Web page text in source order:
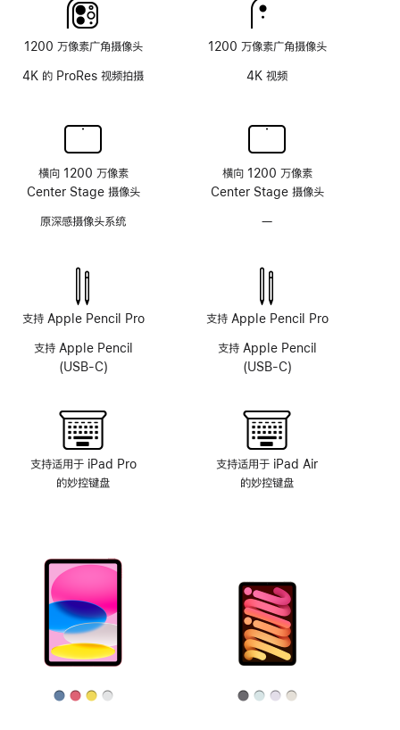
1200 万像素广角摄像头
4K 的 ProRes 视频拍摄
横向 1200 万像素
Center Stage 摄像头
原深感摄像头系统
支持 Apple Pencil Pro
支持 Apple Pencil
(USB-C)
支持适用于 iPad Pro
的妙控键盘
板
1200 万像素广角摄像头
4K 视频
横向 1200 万像素
Center Stage 摄像头
—
像
系
统
支持 Apple Pencil Pro
支持 Apple Pencil
(USB-C)
支持适用于 iPad Air
的妙控键盘